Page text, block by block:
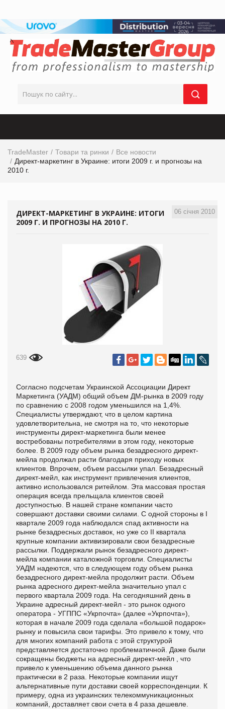
TradeMaster Товари та ринки
Все новости
Директ-маркетинг в Украине: итоги 2009 г. и прогнозы на
2010 г.
06 січня 2010
ДИРЕКТ-МАРКЕТИНГ В УКРАИНЕ: ИТОГИ
2009 Г. И ПРОГНОЗЫ НА 2010 Г.
639
Согласно подсчетам Украинской Ассоциации Директ
Маркетинга (УАДМ) общий объем ДМ-рынка в 2009 году
по сравнению с 2008 годом уменьшился на 1,4%.
Специалисты утверждают, что в целом картина
удовлетворительна, не смотря на то, что некоторые
инструменты директ-маркетинга были менее
востребованы потребителями в этом году, некоторые
более. В 2009 году объем рынка безадресного директ-
мейла продолжал расти благодаря приходу новых
клиентов. Впрочем, объем рассылки упал. Безадресный
директ-мейл, как инструмент привлечения клиентов,
активно использовался ритейлом. Эта массовая простая
операция всегда прельщала клиентов своей
доступностью. В нашей стране компании часто
совершают доставки своими силами. С одной стороны в I
квартале 2009 года наблюдался спад активности на
рынке безадресных доставок, но уже со II квартала
крупные компании активизировали свои безадресные
рассылки. Поддержали рынок безадресного директ-
мейла компании каталожной торговли. Специалисты
УАДМ надеются, что в следующем году объем рынка
безадресного директ-мейла продолжит расти. Объем
рынка адресного директ-мейла значительно упал с
первого квартала 2009 года. На сегодняшний день в
Украине адресный директ-мейл - это рынок одного
оператора - УГППС «Укрпочта» (далее «Укрпочта»),
которая в начале 2009 года сделала «большой подарок»
рынку и повысила свои тарифы. Это привело к тому, что
для многих компаний работа с этой структурой
представляется достаточно проблематичной. Даже были
сокращены бюджеты на адресный директ-мейл , что
привело к уменьшению объема данного рынка
практически в 2 раза. Некоторые компании ищут
альтернативные пути доставки своей корреспонденции. К
примеру, одна из украинских телекоммуникационных
компаний, доставляет свои счета в 4 раза дешевле.